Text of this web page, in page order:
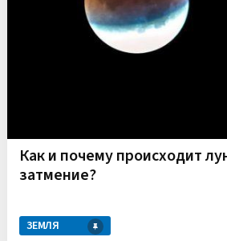
Как и почему происходит
затмение?
ЗЕМЛЯ